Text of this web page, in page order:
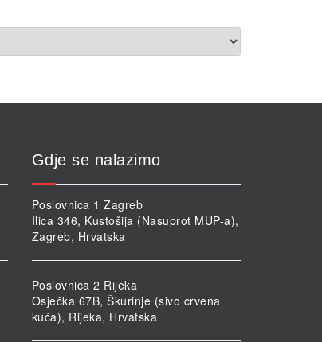
Gdje se nalazimo
Poslovnica 1 Zagreb
Ilica 346, Kustošija (Nasuprot MUP-a),
Zagreb, Hrvatska
Poslovnica 2 Rijeka
Osječka 67B, Škurinje (sivo crvena
kuća), Rijeka, Hrvatska